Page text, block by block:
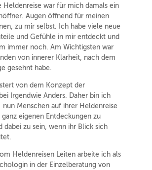
Heldenreise war für mich damals ein
Augen öffnend für meinen
zu mir selbst. Ich habe viele neue
und Gefühle in mir entdeckt und
immer noch. Am Wichtigsten war
von innerer Klarheit, nach dem
gesehnt habe.
von dem Konzept der
Irgendwie Anders. Daher bin ich
nun Menschen auf ihrer Heldenreise
eigenen Entdeckungen zu
dabei zu sein, wenn ihr Blick sich
Heldenreisen Leiten arbeite ich als
in der Einzelberatung von